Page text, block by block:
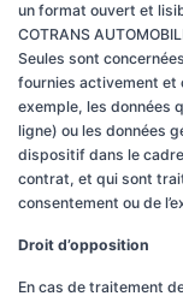
un format ouvert et
COTRANS
Seules sont
fournies activement et
exemple, les données
ligne) ou les données
dispositif dans le
contrat, et qui sont
consentement ou de
Droit d’opposition
En cas de traitement